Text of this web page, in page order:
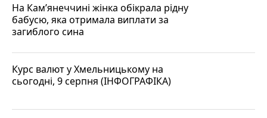
На Кам’янеччині жінка обікрала рідну
бабусю, яка отримала виплати за
загиблого сина
Курс валют у Хмельницькому на
сьогодні, 9 серпня (ІНФОГРАФІКА)